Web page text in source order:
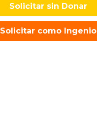
Solicitar sin Donar
Solicitar como Ingenio